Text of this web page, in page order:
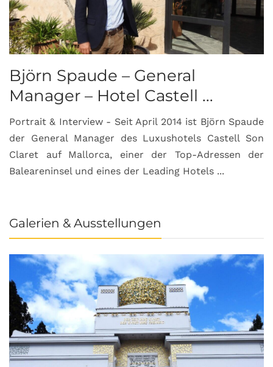
Björn Spaude – General
Manager – Hotel Castell ...
Portrait & Interview - Seit April 2014 ist Björn Spaude
der General Manager des Luxushotels Castell Son
Claret auf Mallorca, einer der Top-Adressen der
Baleareninsel und eines der Leading Hotels ...
Galerien & Ausstellungen